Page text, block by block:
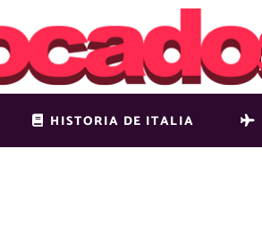
HISTORIA DE ITALIA